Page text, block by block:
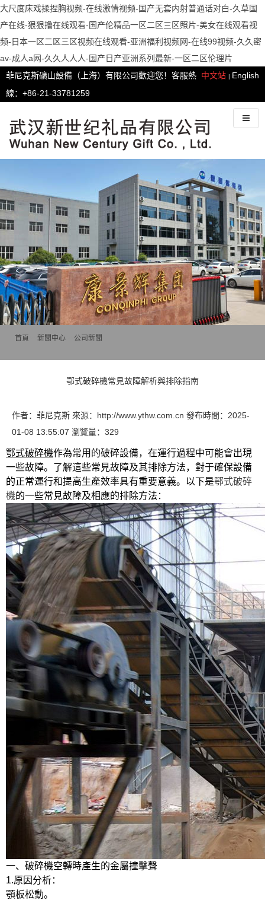
大尺度床戏揉捏胸视频-在线激情视频-国产无套内射普通话对白-久草国
产在线-狠狠撸在线观看-国产伦精品一区二区三区照片-美女在线观看视
频-日本一区二区三区视频在线观看-亚洲福利视频网-在线99视频-久久密
av-成人a网-久久人人人-国产日产亚洲系列最新-一区二区伦理片
中文站 | English
菲尼克斯礦山設備（上海）有限公司歡迎您！客服熱
線：+86-21-33781259
首頁 新聞中心 公司新聞
鄂式破碎機常見故障解析與排除指南
作者：菲尼克斯 來源：http://www.ythw.com.cn 發布時間：2025-
01-08 13:55:07 瀏覽量：329
鄂式破碎機作為常用的破碎設備，在運行過程中可能會出現
一些故障。了解這些常見故障及其排除方法，對于確保設備
的正常運行和提高生產效率具有重要意義。以下是鄂式破碎
機的一些常見故障及相應的排除方法：
一、破碎機空轉時產生的金屬撞擊聲
1.原因分析：
顎板松動。